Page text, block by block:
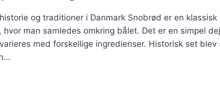
og traditioner i Danmark Snobrød er en
hvor man samledes omkring bålet. Det er en simpel
med forskellige ingredienser. Historisk set